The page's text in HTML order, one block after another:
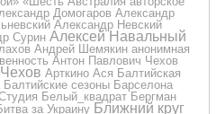
Домогаров Александр
Александр Невский
Сурин Алексей Навальный
Андрей Шемякин анонимная
Антон Павлович Чехов
Арткино Ася Балтийская
Балтийские сезоны Барселона
Белый_квадрат Бергман
за Украину Ближний круг